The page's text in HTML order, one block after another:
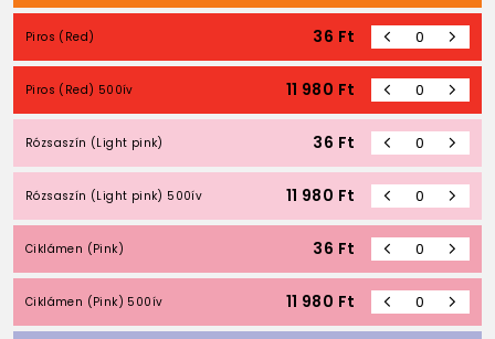
Piros (Red) 36 Ft
Piros (Red) 500ív 11 980 Ft
Rózsaszín (Light pink) 36 Ft
Rózsaszín (Light pink) 500ív 11 980 Ft
Ciklámen (Pink) 36 Ft
Ciklámen (Pink) 500ív 11 980 Ft